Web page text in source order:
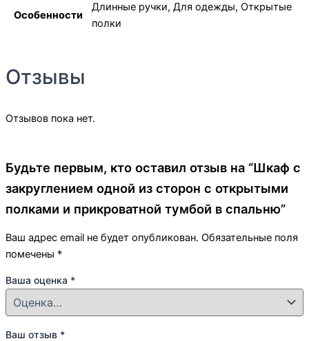
Особенности
Длинные ручки, Для одежды, Открытые
полки
Отзывы
Отзывов пока нет.
Будьте первым, кто оставил отзыв на “Шкаф с
закруглением одной из сторон с открытыми
полками и прикроватной тумбой в спальню”
Ваш адрес email не будет опубликован. Обязательные поля
помечены *
Ваша оценка *
Ваш отзыв *